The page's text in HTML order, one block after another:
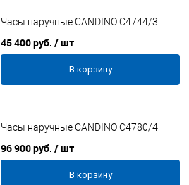
Часы наручные CANDINO C4744/3
45 400 руб. / шт
В корзину
Часы наручные CANDINO C4780/4
96 900 руб. / шт
В корзину